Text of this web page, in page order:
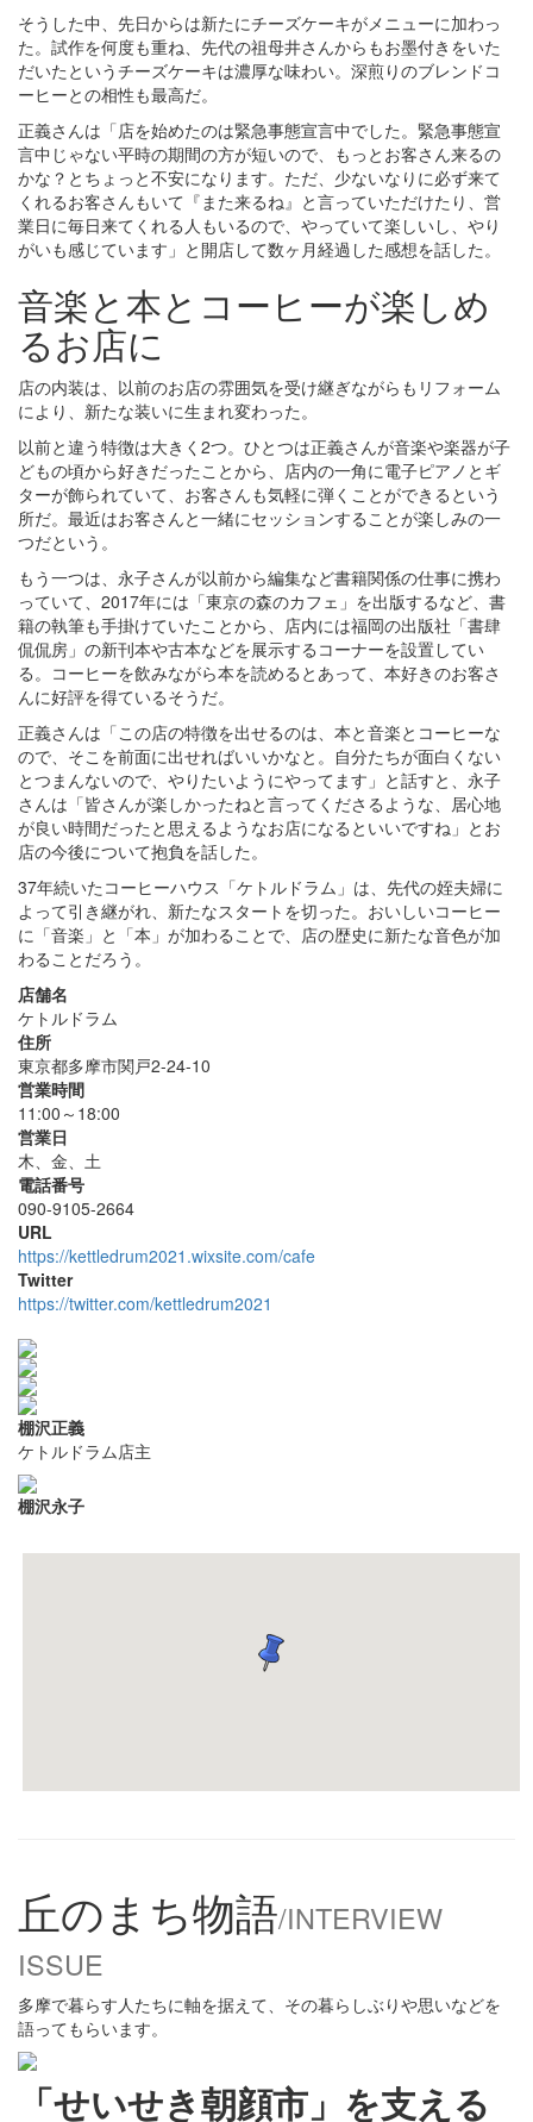
そうした中、先日からは新たにチーズケーキがメニューに加わっ
た。試作を何度も重ね、先代の祖母井さんからもお墨付きをいた
だいたというチーズケーキは濃厚な味わい。深煎りのブレンドコ
ーヒーとの相性も最高だ。
正義さんは「店を始めたのは緊急事態宣言中でした。緊急事態宣
言中じゃない平時の期間の方が短いので、もっとお客さん来るの
かな？とちょっと不安になります。ただ、少ないなりに必ず来て
くれるお客さんもいて『また来るね』と言っていただけたり、営
業日に毎日来てくれる人もいるので、やっていて楽しいし、やり
がいも感じています」と開店して数ヶ月経過した感想を話した。
音楽と本とコーヒーが楽しめ
るお店に
店の内装は、以前のお店の雰囲気を受け継ぎながらもリフォーム
により、新たな装いに生まれ変わった。
以前と違う特徴は大きく2つ。ひとつは正義さんが音楽や楽器が子
どもの頃から好きだったことから、店内の一角に電子ピアノとギ
ターが飾られていて、お客さんも気軽に弾くことができるという
所だ。最近はお客さんと一緒にセッションすることが楽しみの一
つだという。
もう一つは、永子さんが以前から編集など書籍関係の仕事に携わ
っていて、2017年には「東京の森のカフェ」を出版するなど、書
籍の執筆も手掛けていたことから、店内には福岡の出版社「書肆
侃侃房」の新刊本や古本などを展示するコーナーを設置してい
る。コーヒーを飲みながら本を読めるとあって、本好きのお客さ
んに好評を得ているそうだ。
正義さんは「この店の特徴を出せるのは、本と音楽とコーヒーな
ので、そこを前面に出せればいいかなと。自分たちが面白くない
とつまんないので、やりたいようにやってます」と話すと、永子
さんは「皆さんが楽しかったねと言ってくださるような、居心地
が良い時間だったと思えるようなお店になるといいですね」とお
店の今後について抱負を話した。
37年続いたコーヒーハウス「ケトルドラム」は、先代の姪夫婦に
よって引き継がれ、新たなスタートを切った。おいしいコーヒー
に「音楽」と「本」が加わることで、店の歴史に新たな音色が加
わることだろう。
店舗名
ケトルドラム
住所
東京都多摩市関戸2-24-10
営業時間
11:00～18:00
営業日
木、金、土
電話番号
090-9105-2664
URL
https://kettledrum2021.wixsite.com/cafe
Twitter
https://twitter.com/kettledrum2021
棚沢正義
ケトルドラム店主
棚沢永子
丘のまち物語/INTERVIEW
ISSUE
多摩で暮らす人たちに軸を据えて、その暮らしぶりや思いなどを
語ってもらいます。
「せいせき朝顔市」を支える